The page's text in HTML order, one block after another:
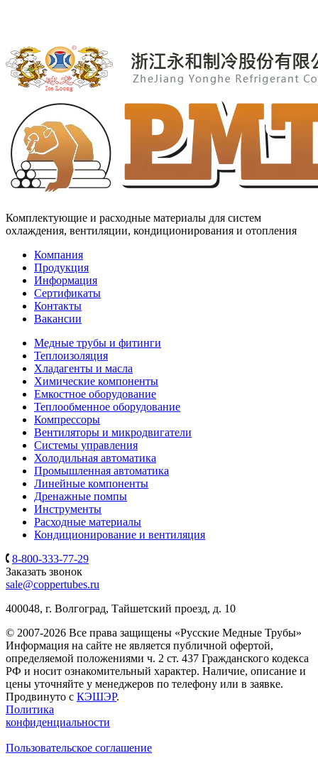
Комплектующие и расходные материалы для систем
охлаждения, вентиляции, кондиционирования и отопления
Компания
Продукция
Информация
Сертификаты
Контакты
Вакансии
Медные трубы и фитинги
Теплоизоляция
Хладагенты и масла
Химические компоненты
Емкостное оборудование
Теплообменное оборудование
Компрессоры
Вентиляторы и микродвигатели
Системы управления
Холодильная автоматика
Промышленная автоматика
Линейные компоненты
Дренажные помпы
Инструменты
Расходные материалы
Кондиционирование и вентиляция
8-800-333-77-29
Заказать звонок
sale@coppertubes.ru
400048, г. Волгоград, Тайшетский проезд, д. 10
© 2007-2026 Все права защищены «Русские Медные Трубы»
Информация на сайте не является публичной офертой,
определяемой положениями ч. 2 ст. 437 Гражданского кодекса
РФ и носит ознакомительный характер. Наличие, описание и
цены уточняйте у менеджеров по телефону или в заявке.
Продвинуто с КЭШЭР.
Политика
конфиденциальности
Пользовательское соглашение